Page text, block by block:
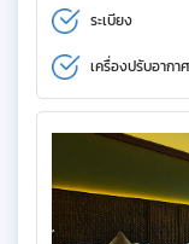
ระเบียง
เครื่องปรับอากาศ